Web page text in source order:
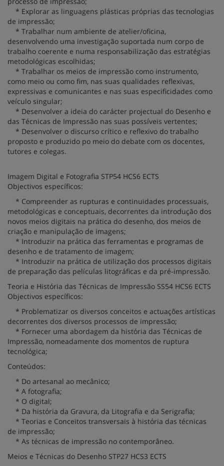
* Explorar as linguagens plásticas próprias das tecnologias
de impressão;
* Trabalhar num ambiente de atelier/oficina,
desenvolvendo uma investigação suportada num corpo de
trabalho coerente e numa responsabilização das estratégias
metodológicas escolhidas;
* Trabalhar os meios de impressão como instrumento,
como meio ou como fim, nas suas qualidades reflexivas,
expressivas e comunicantes e nas suas especificidades como
veículo singular;
* Desenvolver a ideia do carácter projectual do Desenho e
das Técnicas de Impressão nas suas possíveis vertentes;
* Desenvolver o discurso crítico e reflexivo do trabalho
proposto e produzido po meio do debate com os docentes,
tutores e colegas.
Imagem Digital e Fotografia STP54 HCS6 ECTS
Objectivos específicos:
* Compreender as rupturas e continuidades processuais,
metodológicas e conceptuais, decorrentes da introdução dos
novos meios digitais na prática do desenho, dos meios de
criação e manipulação de imagens;
* Introduzir na prática das ferramentas e programas de
desenho e de tratamento de imagem;
* Introduzir na prática de utilização dos processos digitais
de preparação das películas litográficas e da pré-impressão.
Teoria e História das Técnicas de Impressão SS54 HCS6 ECTS
Objectivos específicos:
* Problematizar os diversos conceitos e actuações artísticas
decorrentes dos diversos processos de impressão;
* Fornecer uma abordagem da história das Técnicas de
Impressão, nomeadamente dos momentos de ruptura
tecnológica;
Conteúdos:
* Do artesanal ao mecânico;
* A fotografia;
* O digital;
* Da história da Gravura, da Litografia e da Serigrafia;
* Teorias e Conceitos transversais à história das técnicas
de impressão;
* As técnicas de impressão no contemporâneo.
Meios e Técnicas do Desenho STP27 HCS3 ECTS